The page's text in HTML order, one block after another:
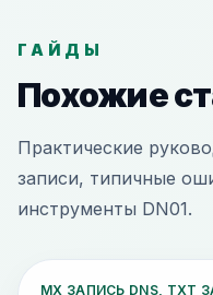
ГАЙДЫ
Похожие
Практические
записи, типичные
инструменты DN01.
MX ЗАПИСЬ DNS, TXT